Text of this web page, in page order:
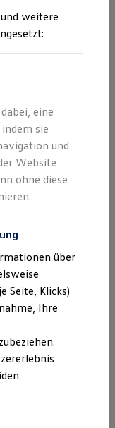
Sie hier:
Fahrten zu
im
,
im
Erprobung
in
Vision
im
von
für die
weitere
eine
sie
und
Website
ohne diese
über
Seite, Klicks)
Ihre